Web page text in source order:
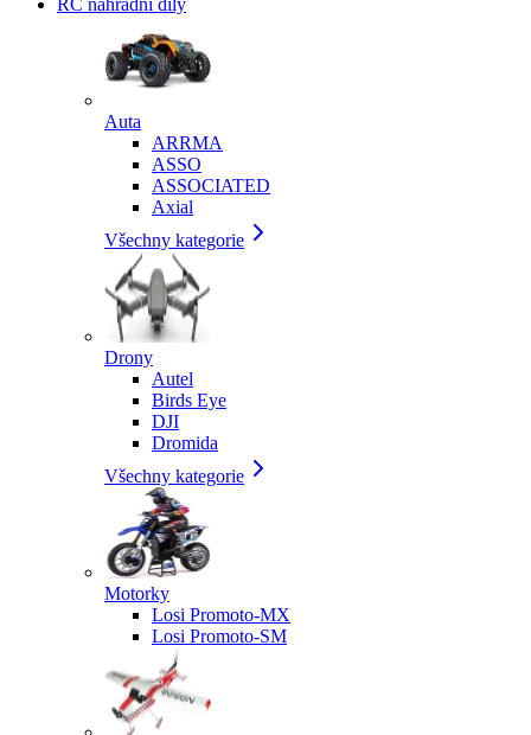
RC náhradní díly
Auta
ARRMA
ASSO
ASSOCIATED
Axial
Všechny kategorie
Drony
Autel
Birds Eye
DJI
Dromida
Všechny kategorie
Motorky
Losi Promoto-MX
Losi Promoto-SM